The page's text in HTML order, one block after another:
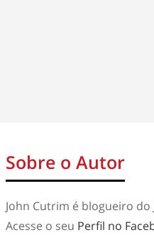
Sobre o Autor
John Cutrim é blogueiro do
Acesse o seu Perfil no